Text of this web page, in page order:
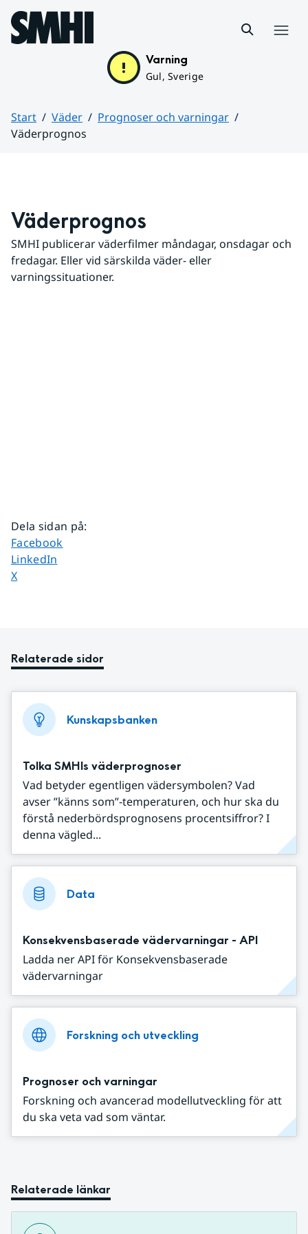
Hoppa till sidans innehåll
Varning
Gul, Sverige
Start Väder
Prognoser och varningar
Väderprognos
Väderprognos
SMHI publicerar väderfilmer måndagar, onsdagar och
fredagar. Eller vid särskilda väder- eller
varningssituationer.
Dela sidan på:
Dela sidan på
Facebook
Dela sidan på
LinkedIn
Dela sidan på
X
Relaterade sidor
Kunskapsbanken
Tolka SMHIs väderprognoser
Vad betyder egentligen vädersymbolen? Vad
avser ”känns som”-temperaturen, och hur ska du
förstå nederbördsprognosens procentsiffror? I
denna vägled...
Data
Konsekvensbaserade vädervarningar - API
Ladda ner API för Konsekvensbaserade
vädervarningar
Forskning och utveckling
Prognoser och varningar
Forskning och avancerad modellutveckling för att
du ska veta vad som väntar.
Relaterade länkar